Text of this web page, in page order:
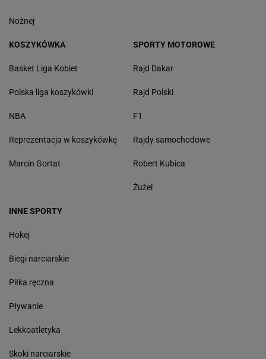
Nożnej
KOSZYKÓWKA
Basket Liga Kobiet
Polska liga koszykówki
NBA
Reprezentacja w koszykówkę
Marcin Gortat
SPORTY MOTOROWE
Rajd Dakar
Rajd Polski
F1
Rajdy samochodowe
Robert Kubica
Żużel
INNE SPORTY
Hokej
Biegi narciarskie
Piłka ręczna
Pływanie
Lekkoatletyka
Skoki narciarskie